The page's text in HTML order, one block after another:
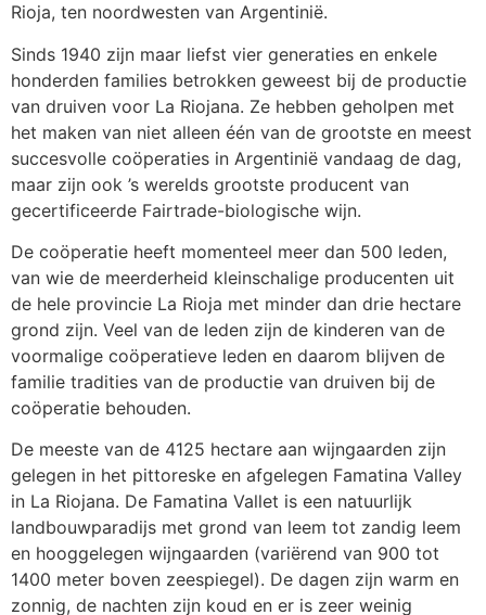
Rioja, ten noordwesten van Argentinië.
Sinds 1940 zijn maar liefst vier generaties en enkele
honderden families betrokken geweest bij de productie
van druiven voor La Riojana. Ze hebben geholpen met
het maken van niet alleen één van de grootste en meest
succesvolle coöperaties in Argentinië vandaag de dag,
maar zijn ook ’s werelds grootste producent van
gecertificeerde Fairtrade-biologische wijn.
De coöperatie heeft momenteel meer dan 500 leden,
van wie de meerderheid kleinschalige producenten uit
de hele provincie La Rioja met minder dan drie hectare
grond zijn. Veel van de leden zijn de kinderen van de
voormalige coöperatieve leden en daarom blijven de
familie tradities van de productie van druiven bij de
coöperatie behouden.
De meeste van de 4125 hectare aan wijngaarden zijn
gelegen in het pittoreske en afgelegen Famatina Valley
in La Riojana. De Famatina Vallet is een natuurlijk
landbouwparadijs met grond van leem tot zandig leem
en hooggelegen wijngaarden (variërend van 900 tot
1400 meter boven zeespiegel). De dagen zijn warm en
zonnig, de nachten zijn koud en er is zeer weinig